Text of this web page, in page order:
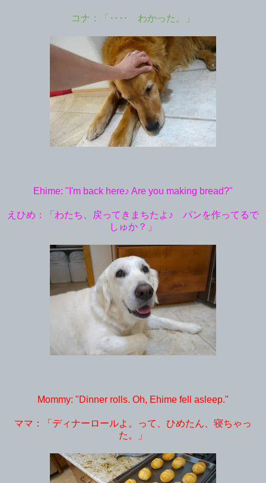
コナ：「‥‥ わかった。」
Ehime: "I'm back here♪ Are you making bread?"
えひめ：「わたち、戻ってきまちたよ♪ パンを作ってるで
しゅか？」
Mommy: "Dinner rolls. Oh, Ehime fell asleep."
ママ：「ディナーロールよ。って、ひめたん、寝ちゃっ
た。」